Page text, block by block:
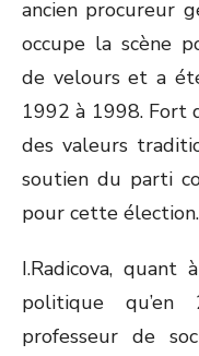
ancien procureur
occupe la scène
de velours et a
1992 à 1998. Fort
des valeurs
soutien du parti
pour cette élection.
I.Radicova, quant
politique qu’en
professeur de